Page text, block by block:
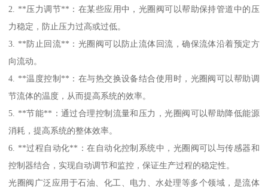
2. **压力调节**：在某些应用中，光圈阀可以帮助保持管道中的压
力稳定，防止压力过高或过低。
3. **防止回流**：光圈阀可以防止流体回流，确保流体沿着预定方
向流动。
4. **温度控制**：在与热交换设备结合使用时，光圈阀可以帮助调
节流体的温度，从而提高系统的效率。
5. **节能**：通过合理控制流量和压力，光圈阀可以帮助降低能源
消耗，提高系统的整体效率。
6. **过程自动化**：在自动化控制系统中，光圈阀可以与传感器和
控制器结合，实现自动调节和监控，保证生产过程的稳定性。
光圈阀广泛应用于石油、化工、电力、水处理等多个领域，是流体